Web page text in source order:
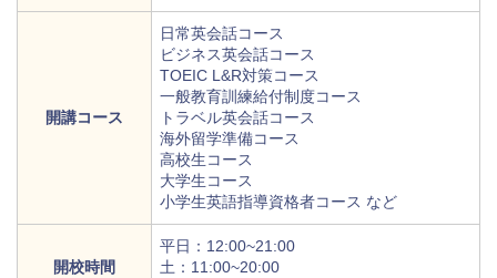
開講コース
日常英会話コース
ビジネス英会話コース
TOEIC L&R対策コース
一般教育訓練給付制度コース
トラベル英会話コース
海外留学準備コース
高校生コース
大学生コース
小学生英語指導資格者コース など
開校時間
平日：12:00~21:00
土：11:00~20:00